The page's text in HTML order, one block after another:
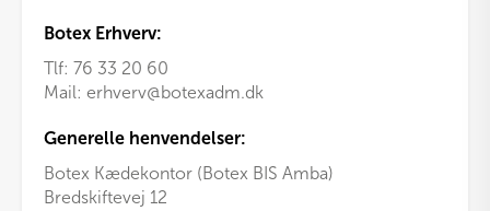
Botex Erhverv:
Tlf: 76 33 20 60
Mail: erhverv@botexadm.dk
Generelle henvendelser:
Botex Kædekontor (Botex BIS Amba)
Bredskiftevej 12